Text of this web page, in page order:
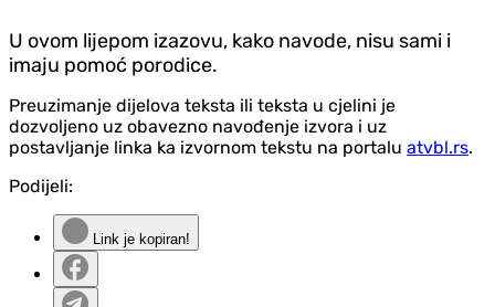
U ovom lijepom izazovu, kako navode, nisu sami i
imaju pomoć porodice.
Preuzimanje dijelova teksta ili teksta u cjelini je
dozvoljeno uz obavezno navođenje izvora i uz
postavljanje linka ka izvornom tekstu na portalu atvbl.rs.
Podijeli:
Link je kopiran!